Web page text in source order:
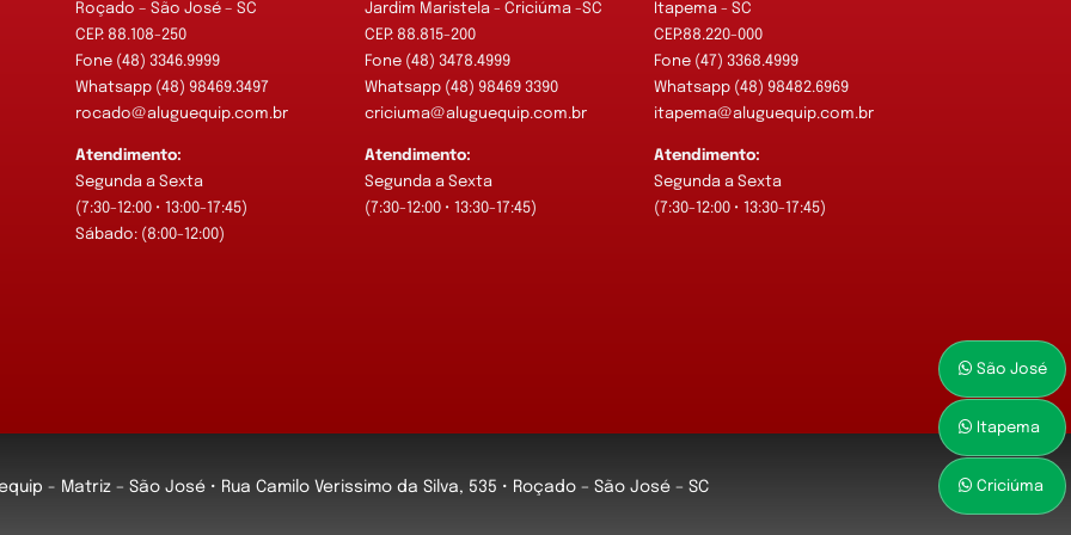
Roçado – São José – SC
CEP: 88.108-250
Fone (48) 3346.9999
Whatsapp (48) 98469.3497
rocado@aluguequip.com.br
Atendimento:
Segunda a Sexta
(7:30-12:00 • 13:00-17:45)
Sábado: (8:00-12:00)
Jardim Maristela - Criciúma -SC
CEP: 88.815-200
Fone (48) 3478.4999
Whatsapp (48) 98469 3390
criciuma@aluguequip.com.br
Atendimento:
Segunda a Sexta
(7:30-12:00 • 13:30-17:45)
Itapema - SC
CEP:88.220-000
Fone (47) 3368.4999
Whatsapp (48) 98482.6969
itapema@aluguequip.com.br
Atendimento:
Segunda a Sexta
(7:30-12:00 • 13:30-17:45)
- Matriz – São José • Rua Camilo Verissimo da Silva, 535 • Roçado – São José – SC
São José
Itapema
Criciúma